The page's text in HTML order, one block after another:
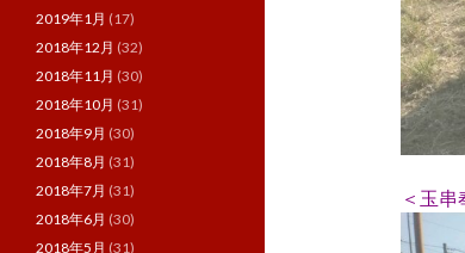
＜玉
2019年1月 (17)
2018年12月 (32)
2018年11月 (30)
2018年10月 (31)
2018年9月 (30)
2018年8月 (31)
2018年7月 (31)
2018年6月 (30)
2018年5月 (31)